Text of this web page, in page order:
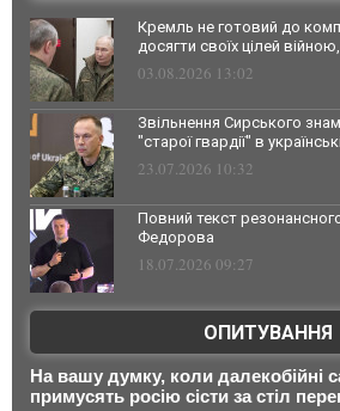
Кремль не готовий до
досягти своїх цілей
03.08.2026 13:02
Звільнення Сирського
"старої гвардії" в
23.07.2026 10:32
Повний текст
Федорова
18.07.2026 09:27
ОПИТУВАННЯ
На вашу думку, коли далекобійні
примусять росію сісти за стіл